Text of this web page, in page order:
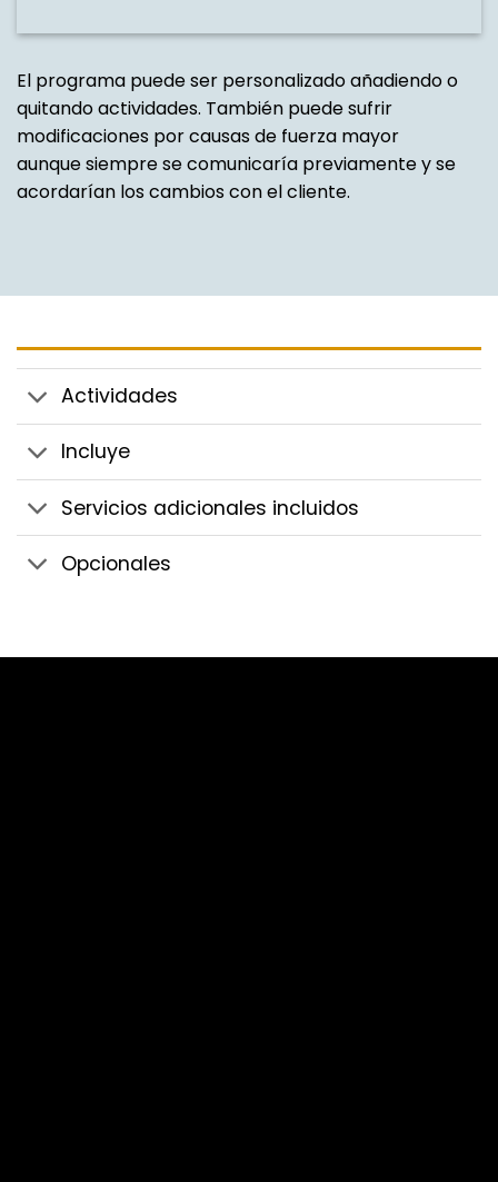
El programa puede ser personalizado añadiendo o
quitando actividades. También puede sufrir
modificaciones por causas de fuerza mayor
aunque siempre se comunicaría previamente y se
acordarían los cambios con el cliente.
Actividades
Incluye
Servicios adicionales incluidos
Opcionales